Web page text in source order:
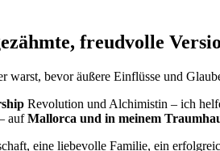
freudvolle
bevor äußere Einflüsse und
Revolution und Alchimistin – ich
aufMallorca und in meinem
eine liebevolle Familie, ein